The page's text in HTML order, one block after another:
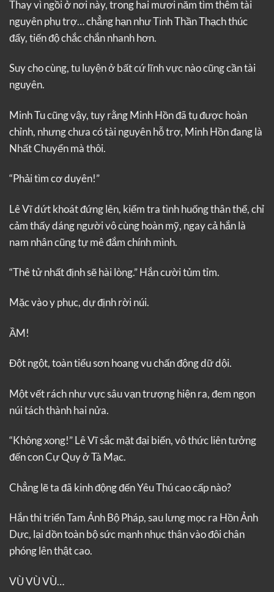
Thay vì ngồi ở nơi này, trong hai mươi năm tìm thêm tài
nguyên phụ trợ… chẳng hạn như Tinh Thần Thạch thúc
đẩy, tiến độ chắc chắn nhanh hơn.
Suy cho cùng, tu luyện ở bất cứ lĩnh vực nào cũng cần tài
nguyên.
Minh Tu cũng vậy, tuy rằng Minh Hồn đã tụ được hoàn
chỉnh, nhưng chưa có tài nguyên hỗ trợ, Minh Hồn đang là
Nhất Chuyển mà thôi.
“Phải tìm cơ duyên!”
Lê Vĩ dứt khoát đứng lên, kiểm tra tình huống thân thể, chỉ
cảm thấy dáng người vô cùng hoàn mỹ, ngay cả hắn là
nam nhân cũng tự mê đắm chính mình.
“Thê tử nhất định sẽ hài lòng.” Hắn cười tủm tỉm.
Mặc vào y phục, dự định rời núi.
ẦM!
Đột ngột, toàn tiểu sơn hoang vu chấn động dữ dội.
Một vết rách như vực sâu vạn trượng hiện ra, đem ngọn
núi tách thành hai nửa.
“Không xong!” Lê Vĩ sắc mặt đại biến, vô thức liên tưởng
đến con Cự Quy ở Tà Mạc.
Chẳng lẽ ta đã kinh động đến Yêu Thú cao cấp nào?
Hắn thi triển Tam Ảnh Bộ Pháp, sau lưng mọc ra Hồn Ảnh
Dực, lại dồn toàn bộ sức mạnh nhục thân vào đôi chân
phóng lên thật cao.
VÙ VÙ VÙ…